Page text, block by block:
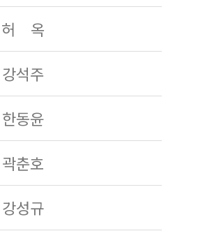
허 옥
강석주
한동윤
곽춘호
강성규